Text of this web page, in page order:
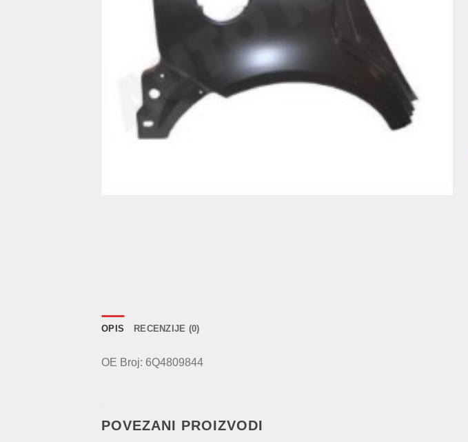
OPIS RECENZIJE (0)
OE Broj: 6Q4809844
POVEZANI PROIZVODI